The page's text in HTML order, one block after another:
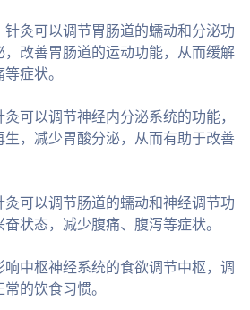
灸可以调节胃肠道的蠕动和分泌功
改善胃肠道的运动功能，从而缓解
症状。
可以调节神经内分泌系统的功能，
，减少胃酸分泌，从而有助于改善
可以调节肠道的蠕动和神经调节功
状态，减少腹痛、腹泻等症状。
中枢神经系统的食欲调节中枢，调
的饮食习惯。